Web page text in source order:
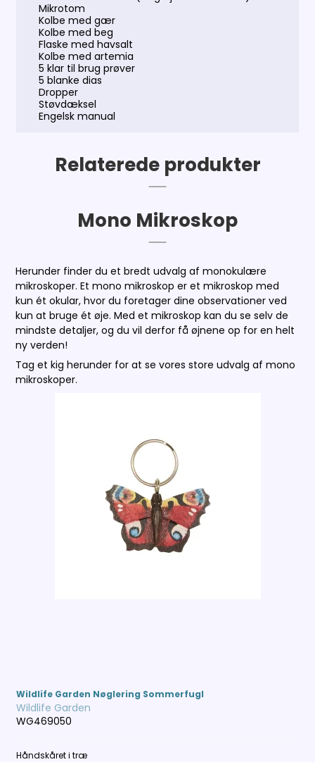
Mikrotom
Kolbe med gær
Kolbe med beg
Flaske med havsalt
Kolbe med artemia
5 klar til brug prøver
5 blanke dias
Dropper
Støvdæksel
Engelsk manual
Relaterede produkter
Mono Mikroskop
Herunder finder du et bredt udvalg af monokulære
mikroskoper. Et mono mikroskop er et mikroskop med
kun ét okular, hvor du foretager dine observationer ved
kun at bruge ét øje. Med et mikroskop kan du se selv de
mindste detaljer, og du vil derfor få øjnene op for en helt
ny verden!
Tag et kig herunder for at se vores store udvalg af mono
mikroskoper.
Wildlife Garden Nøglering Sommerfugl
Wildlife Garden
WG469050
Håndskåret i træ